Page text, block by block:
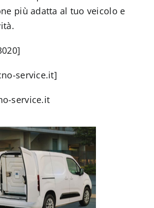
più adatta al tuo veicolo e
service.it]
service.it